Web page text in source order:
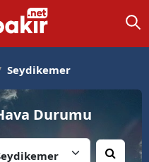
Seydikemer
Durumu